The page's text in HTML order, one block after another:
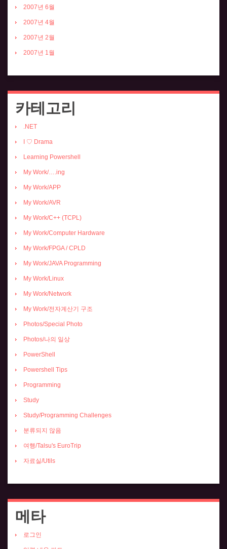
2007년 6월
2007년 4월
2007년 2월
2007년 1월
카테고리
.NET
I ♡ Drama
Learning Powershell
My Work/….ing
My Work/APP
My Work/AVR
My Work/C++ (TCPL)
My Work/Computer Hardware
My Work/FPGA / CPLD
My Work/JAVA Programming
My Work/Linux
My Work/Network
My Work/전자계산기 구조
Photos/Special Photo
Photos/나의 일상
PowerShell
Powershell Tips
Programming
Study
Study/Programming Challenges
분류되지 않음
여행/Talsu's EuroTrip
자료실/Utils
메타
로그인